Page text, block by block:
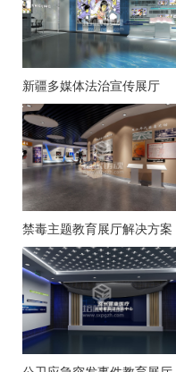
新疆多媒体法治宣传展厅
禁毒主题教育展厅解决方案